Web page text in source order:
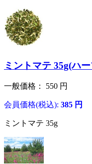
ミントマテ 35g(ハ
一般価格： 550 円
会員価格(税込): 385 円
ミントマテ 35g